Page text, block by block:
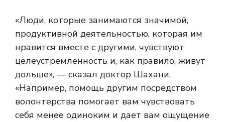
«Люди, которые занимаются значимой,
продуктивной деятельностью, которая им
нравится вместе с другими, чувствуют
целеустремленность и, как правило, живут
дольше», — сказал доктор Шахани.
«Например, помощь другим посредством
волонтерства помогает вам чувствовать
себя менее одиноким и дает вам ощущение